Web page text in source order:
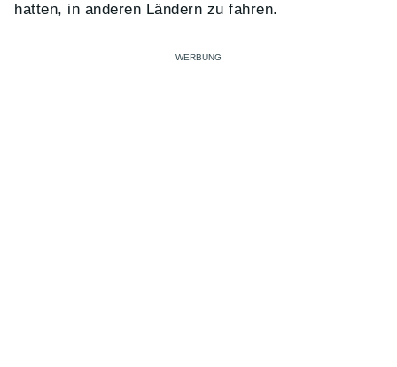
hatten, in anderen Ländern zu fahren.